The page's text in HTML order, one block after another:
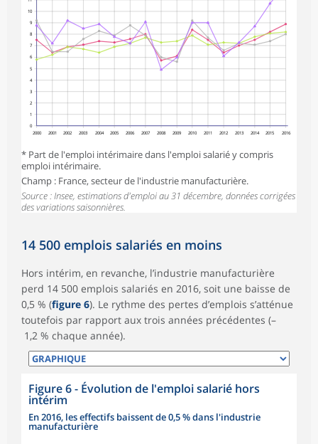
0
1
2
3
4
5
6
7
8
9
10
2000 2001 2002 2003 2004 2005 2006 2007 2008 2009 2010 2011 2012 2013 2014 2015 2016
* Part de l'emploi intérimaire dans l'emploi salarié y compris
emploi intérimaire.
Champ : France, secteur de l'industrie manufacturière.
Source : Insee, estimations d'emploi au 31 décembre, données corrigées
des variations saisonnières.
14 500 emplois salariés en moins
Hors intérim, en revanche, l’industrie manufacturière
perd 14 500 emplois salariés en 2016, soit une baisse de
0,5 % (figure 6). Le rythme des pertes d’emplois s’atténue
toutefois par rapport aux trois années précédentes (–
1,2 % chaque année).
Figure 6 - Évolution de l'emploi salarié hors
intérim
En 2016, les effectifs baissent de 0,5 % dans l'industrie
manufacturière